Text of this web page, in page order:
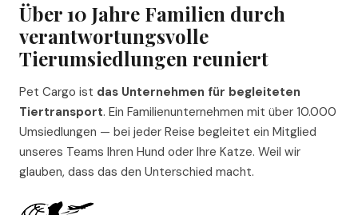
Über 10 Jahre Familien durch
verantwortungsvolle
Tierumsiedlungen reuniert
Pet Cargo ist das Unternehmen für begleiteten
Tiertransport. Ein Familienunternehmen mit über 10.000
Umsiedlungen — bei jeder Reise begleitet ein Mitglied
unseres Teams Ihren Hund oder Ihre Katze. Weil wir
glauben, dass das den Unterschied macht.